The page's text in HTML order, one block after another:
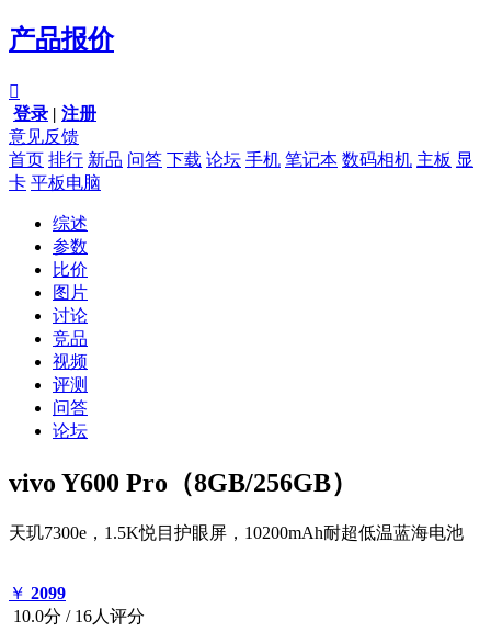
产品报价

登录 | 注册
意见反馈
首页 排行 新品 问答 下载 论坛 手机 笔记本 数码相机 主板 显
卡 平板电脑
综述
参数
比价
图片
讨论
竞品
视频
评测
问答
论坛
vivo Y600 Pro（8GB/256GB）
天玑7300e，1.5K悦目护眼屏，10200mAh耐超低温蓝海电池
￥ 2099
10.0分 / 16人评分